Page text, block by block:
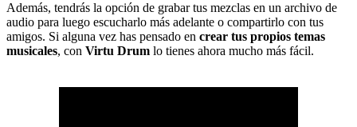
Además, tendrás la opción de grabar tus mezclas en un archivo de
audio para luego escucharlo más adelante o compartirlo con tus
amigos. Si alguna vez has pensado en crear tus propios temas
musicales, con Virtu Drum lo tienes ahora mucho más fácil.